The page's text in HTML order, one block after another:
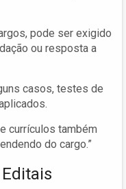
pode ser exigido
ou resposta a
casos, testes de
currículos também
do cargo.”